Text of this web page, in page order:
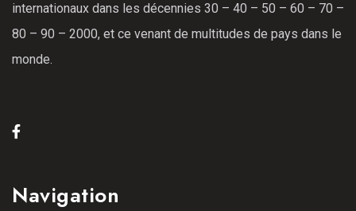
internationaux dans les décennies 30 – 40 – 50 – 60 – 70 –
80 – 90 – 2000, et ce venant de multitudes de pays dans le
monde.
Navigation